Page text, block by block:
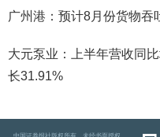
广州港：预计8月份货物吞
大元泵业：上半年营收同
长31.91%